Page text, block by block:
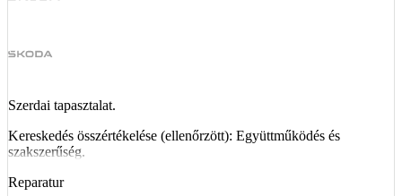
Szerdai tapasztalat.
Kereskedés összértékelése (ellenőrzött): Együttműködés és
szakszerűség.
Reparatur